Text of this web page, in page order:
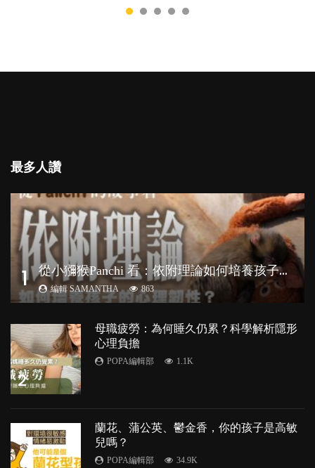
最多人讚
1 從
小獼猴Panchi 看：依附理論如何培養孩子心理韌性？
編輯 SAMANTHA 863
2
母職疲勞：為何睡久仍累？科學解析隱形
心理負擔
POPA編輯部 1.1K
蘭花、蒲公英、鬱金香，你的孩子是高敏
兒嗎？
POPA編輯部 34.9K